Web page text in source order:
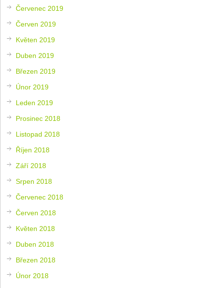
Červenec 2019
Červen 2019
Květen 2019
Duben 2019
Březen 2019
Únor 2019
Leden 2019
Prosinec 2018
Listopad 2018
Říjen 2018
Září 2018
Srpen 2018
Červenec 2018
Červen 2018
Květen 2018
Duben 2018
Březen 2018
Únor 2018